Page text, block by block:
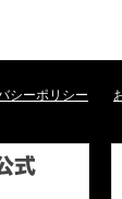
シーポリシー